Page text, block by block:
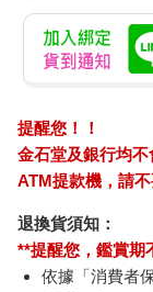
提醒您！！
金石堂及銀行均
ATM提款機，請
退換貨須知：
**提醒您，鑑賞期
依據「消費者